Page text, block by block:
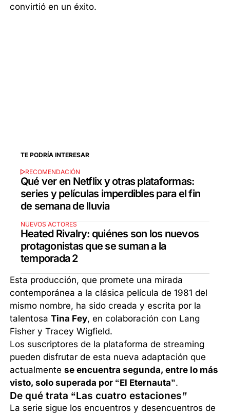
convirtió en un éxito.
TE PODRÍA INTERESAR
RECOMENDACIÓN
Qué ver en Netflix y otras plataformas:
series y películas imperdibles para el fin
de semana de lluvia
NUEVOS ACTORES
Heated Rivalry: quiénes son los nuevos
protagonistas que se suman a la
temporada 2
Esta producción, que promete una mirada
contemporánea a la clásica película de 1981 del
mismo nombre, ha sido creada y escrita por la
talentosaTina Fey, en colaboración con Lang
Fisher y Tracey Wigfield.
Los suscriptores de la plataforma de streaming
pueden disfrutar de esta nueva adaptación que
actualmentese encuentra segunda, entre lo más
visto, solo superada por “El Eternauta”.
De qué trata “Las cuatro estaciones”
La serie sigue los encuentros y desencuentros de